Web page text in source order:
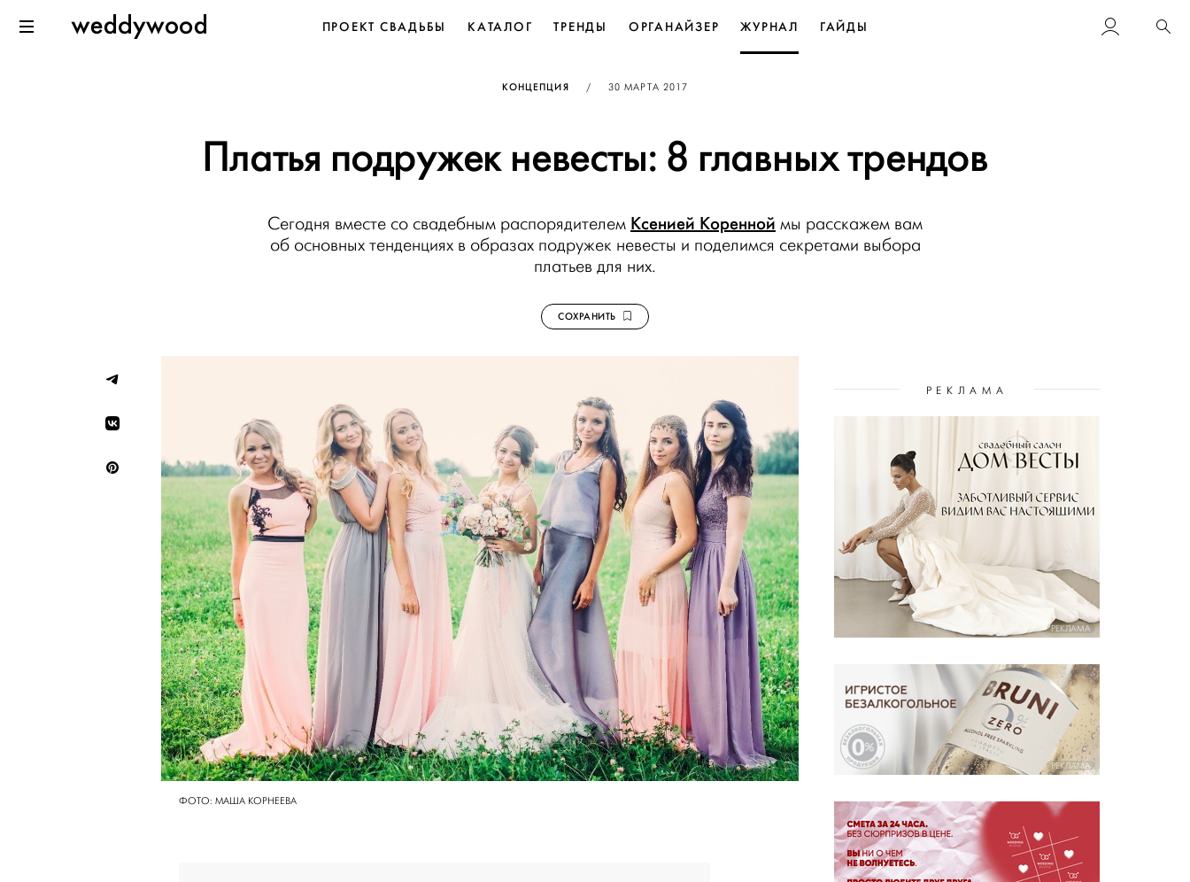
к содержанию
WeddywoodПРОЕКТ СВАДЬБЫ КАТАЛОГ ТРЕНДЫ ОРГАНАЙЗЕР ЖУРНАЛ ГАЙДЫ
КОНЦЕПЦИЯ / ОПУБЛИКОВАНО
30 МАРТА 2017
Платья подружек невесты: 8 главных трендов
Сегодня вместе со свадебным распорядителем Ксенией Коренной мы расскажем вам
об основных тенденциях в образах подружек невесты и поделимся секретами выбора
платьев для них.
СОХРАНИТЬ
ФОТО: МАША КОРНЕЕВА
РЕКЛАМА
РЕКЛАМА
РЕКЛАМА